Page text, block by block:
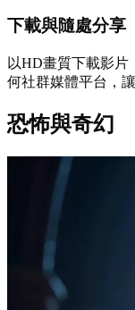
下載與隨處分享
以HD畫質下載影片
何社群媒體平台，讓
恐怖與奇幻